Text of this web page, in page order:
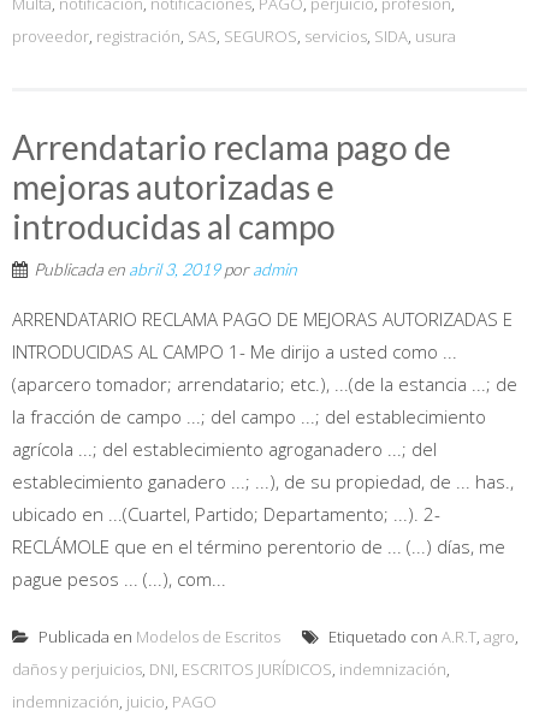
proveedor, registración, SAS, SEGUROS, servicios, SIDA, usura
Arrendatario reclama pago de
mejoras autorizadas e
introducidas al campo
Publicada en abril 3, 2019poradmin
ARRENDATARIO RECLAMA PAGO DE MEJORAS AUTORIZADAS E
INTRODUCIDAS AL CAMPO 1- Me dirijo a usted como ...
(aparcero tomador; arrendatario; etc.), ...(de la estancia ...; de
la fracción de campo ...; del campo ...; del establecimiento
agrícola ...; del establecimiento agroganadero ...; del
establecimiento ganadero ...; ...), de su propiedad, de ... has.,
ubicado en ...(Cuartel, Partido; Departamento; ...). 2-
RECLÁMOLE que en el término perentorio de ... (...) días, me
pague pesos ... (...), com...
Publicada en Modelos de Escritos Etiquetado con A.R.T, agro,
daños y perjuicios, DNI, ESCRITOS JURÍDICOS, indemnización,
indemnización, juicio, PAGO